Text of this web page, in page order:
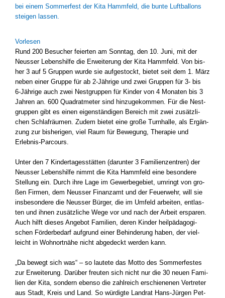
grösseres
Bild
Vor­le­sen
Rund 200 Besu­cher fei­er­ten am Sonn­tag, den 10. Juni, mit der
Neus­ser Lebens­hil­fe die Erwei­te­rung der Kita Hamm­feld. Von bis­
her 3 auf 5 Grup­pen wur­de sie auf­ge­stockt, bie­tet seit dem 1. März
neben einer Grup­pe für ab 2‑Jährige und zwei Grup­pen für 3- bis
6‑Jährige auch zwei Nest­grup­pen für Kin­der von 4 Mona­ten bis 3
Jah­ren an. 600 Qua­drat­me­ter sind hin­zu­ge­kom­men. Für die Nest­
grup­pen gibt es einen eigen­stän­di­gen Bereich mit zwei zusätz­li­
chen Schlaf­räu­men. Zudem bie­tet eine gro­ße Turn­hal­le, als Ergän­
zung zur bis­he­ri­gen, viel Raum für Bewe­gung, The­ra­pie und
Erlebnis-Parcours.
Unter den 7 Kin­der­ta­ges­stät­ten (dar­un­ter 3 Fami­li­en­zen­tren) der
Neus­ser Lebens­hil­fe nimmt die Kita Hamm­feld eine beson­de­re
Stel­lung ein. Durch ihre Lage im Gewer­be­ge­biet, umringt von gro­
ßen Fir­men, dem Neus­ser Finanz­amt und der Feu­er­wehr, will sie
ins­be­son­de­re die Neus­ser Bür­ger, die im Umfeld arbei­ten, ent­las­
ten und ihnen zusätz­li­che Wege vor und nach der Arbeit erspa­ren.
Auch hilft die­ses Ange­bot Fami­li­en, deren Kin­der heil­päd­ago­gi­
schen För­der­be­darf auf­grund einer Behin­de­rung haben, der viel­
leicht in Wohn­ort­nä­he nicht abge­deckt wer­den kann.
„Da bewegt sich was“ – so lau­te­te das Mot­to des Som­mer­fes­tes
zur Erwei­te­rung. Dar­über freu­ten sich nicht nur die 30 neu­en Fami­
li­en der Kita, son­dern eben­so die zahl­reich erschie­ne­nen Ver­tre­ter
aus Stadt, Kreis und Land. So wür­dig­te Land­rat Hans-Jürgen Pet­